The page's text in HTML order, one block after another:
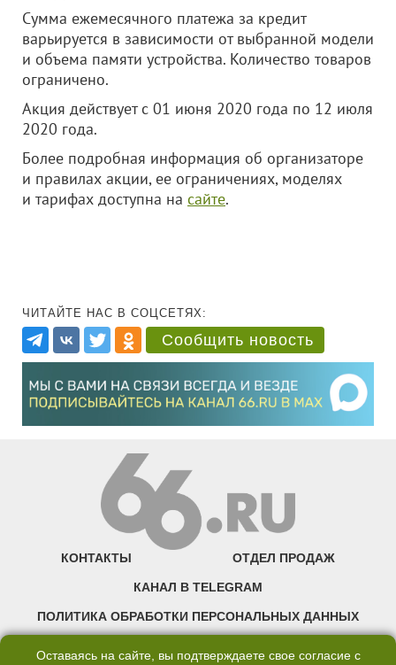
Сумма ежемесячного платежа за кредит
варьируется в зависимости от выбранной модели
и объема памяти устройства. Количество товаров
ограничено.
Акция действует с 01 июня 2020 года по 12 июля
2020 года.
Более подробная информация об организаторе
и правилах акции, ее ограничениях, моделях
и тарифах доступна на сайте.
ЧИТАЙТЕ НАС В СОЦСЕТЯХ:
Сообщить новость
КОНТАКТЫ ОТДЕЛ ПРОДАЖ
КАНАЛ В TELEGRAM
ПОЛИТИКА ОБРАБОТКИ ПЕРСОНАЛЬНЫХ ДАННЫХ
Оставаясь на сайте, вы подтверждаете свое согласие с